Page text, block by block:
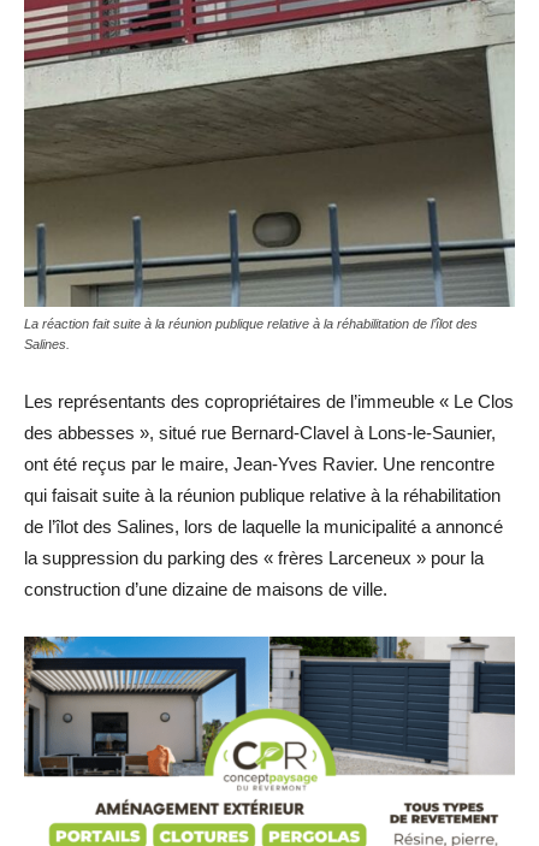
La réaction fait suite à la réunion publique relative à la réhabilitation de l’îlot des
Salines.
Les représentants des copropriétaires de l’immeuble « Le Clos
des abbesses », situé rue Bernard-Clavel à Lons-le-Saunier,
ont été reçus par le maire, Jean-Yves Ravier. Une rencontre
qui faisait suite à la réunion publique relative à la réhabilitation
de l’îlot des Salines, lors de laquelle la municipalité a annoncé
la suppression du parking des « frères Larceneux » pour la
construction d’une dizaine de maisons de ville.